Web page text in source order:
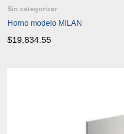
Sin categorizar
Horno modelo MILAN
$19,834.55